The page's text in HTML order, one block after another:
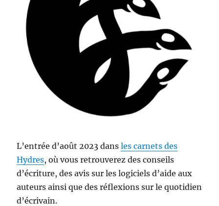
L’entrée d’août 2023 dansles carnets des
Hydres, où vous retrouverez des conseils
d’écriture, des avis sur les logiciels d’aide aux
auteurs ainsi que des réflexions sur le quotidien
d’écrivain.